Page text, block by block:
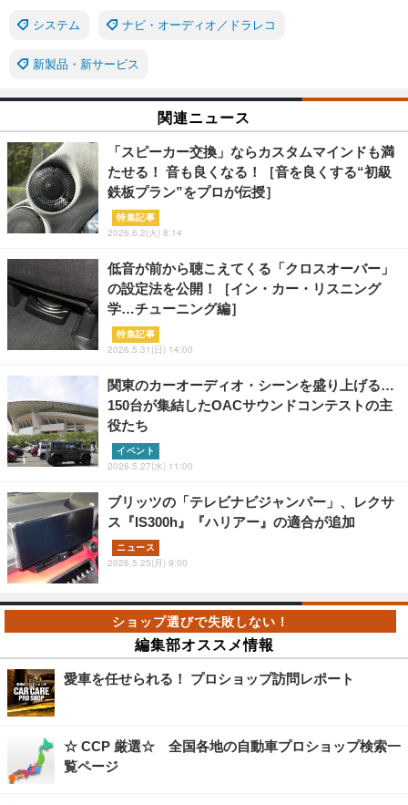
システム ナビ・オーディオ／ドラレコ
新製品・新サービス
関連ニュース
「スピーカー交換」ならカスタムマインドも満
たせる！ 音も良くなる！［音を良くする“初級
鉄板プラン”をプロが伝授］
特集記事
2026.6.2(火) 8:14
低音が前から聴こえてくる「クロスオーバー」
の設定法を公開！［イン・カー・リスニング
学…チューニング編］
特集記事
2026.5.31(日) 14:00
関東のカーオーディオ・シーンを盛り上げる…
150台が集結したOACサウンドコンテストの主
役たち
イベント
2026.5.27(水) 11:00
ブリッツの「テレビナビジャンパー」、レクサ
ス『IS300h』『ハリアー』の適合が追加
ニュース
2026.5.25(月) 9:00
編集部オススメ情報
愛車を任せられる！ プロショップ訪問レポート
☆ CCP 厳選☆ 全国各地の自動車プロショップ検索一
覧ページ